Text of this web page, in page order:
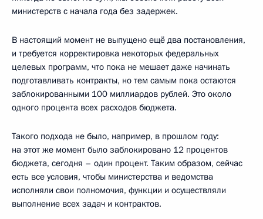
министерств с начала года без задержек.
В настоящий момент не выпущено ещё два постановления,
и требуется корректировка некоторых федеральных
целевых программ, что пока не мешает даже начинать
подготавливать контракты, но тем самым пока остаются
заблокированными 100 миллиардов рублей. Это около
одного процента всех расходов бюджета.
Такого подхода не было, например, в прошлом году:
на этот же момент было заблокировано 12 процентов
бюджета, сегодня – один процент. Таким образом, сейчас
есть все условия, чтобы министерства и ведомства
исполняли свои полномочия, функции и осуществляли
выполнение всех задач и контрактов.